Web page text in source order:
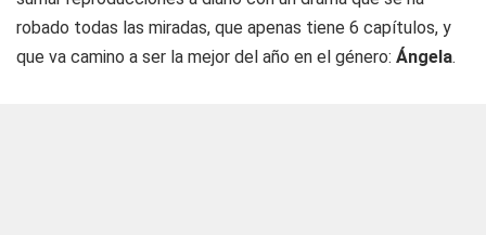
robado todas las miradas, que apenas tiene 6 capítulos, y
que va camino a ser la mejor del año en el género: Ángela.